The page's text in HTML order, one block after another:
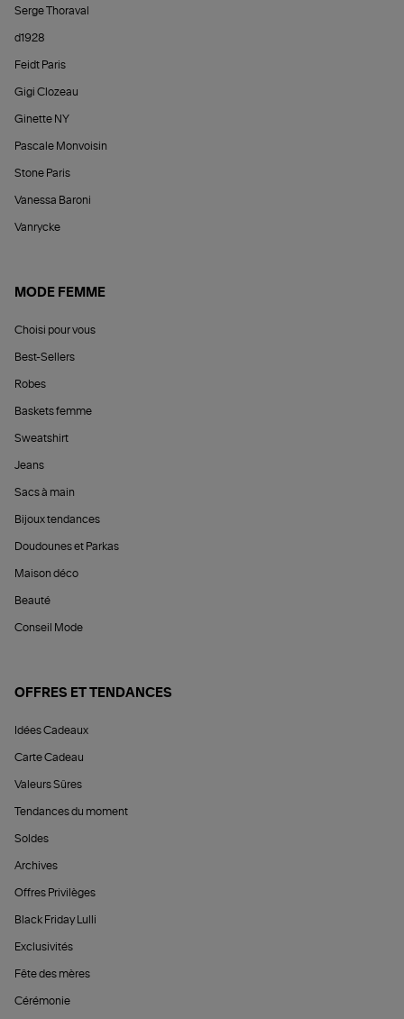
Serge Thoraval
d1928
Feidt Paris
Gigi Clozeau
Ginette NY
Pascale Monvoisin
Stone Paris
Vanessa Baroni
Vanrycke
MODE FEMME
Choisi pour vous
Best-Sellers
Robes
Baskets femme
Sweatshirt
Jeans
Sacs à main
Bijoux tendances
Doudounes et Parkas
Maison déco
Beauté
Conseil Mode
OFFRES ET TENDANCES
Idées Cadeaux
Carte Cadeau
Valeurs Sûres
Tendances du moment
Soldes
Archives
Offres Privilèges
Black Friday Lulli
Exclusivités
Fête des mères
Cérémonie